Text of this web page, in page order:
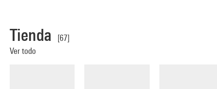
Tienda
[67]
Ver todo